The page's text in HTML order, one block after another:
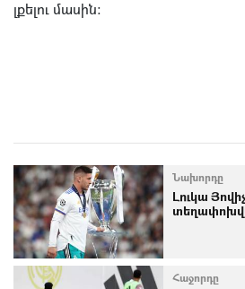
լքելու մասին։
Նախորդը
Լուկա
Հաջորդը